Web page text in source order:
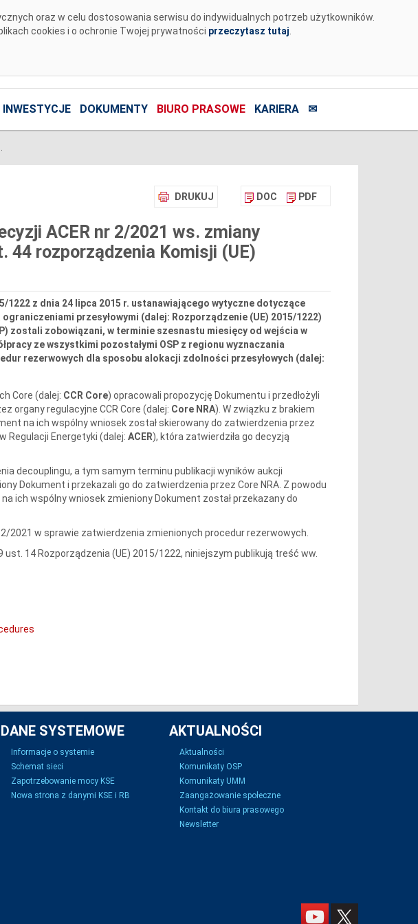
oraz w celu dostosowania serwisu do indywidualnych potrzeb użytkowników.
cookies i o ochronie Twojej prywatności przeczytasz tutaj
INWESTYCJE DOKUMENTY BIURO PRASOWE KARIERA ✉
Komisji (UE) 2015/1222
DRUKUJ DOC PDF
ACER nr 2/2021 ws. zmiany
44 rozporządzenia Komisji (UE)
1222 z dnia 24 lipca 2015 r. ustanawiającego wytyczne dotyczące
przesyłowymi (dalej: Rozporządzenie (UE) 2015/1222)
zostali zobowiązani, w terminie szesnastu miesięcy od wejścia w
ze wszystkimi pozostałymi OSP z regionu wyznaczania
rezerwowych dla sposobu alokacji zdolności przesyłowych (dalej:
Core (dalej: CCR Core) opracowali propozycję Dokumentu i przedłożyli
organy regulacyjne CCR Core (dalej: Core NRA). W związku z brakiem
na ich wspólny wniosek został skierowany do zatwierdzenia przez
Regulacji Energetyki (dalej: ACER), która zatwierdziła go decyzją
decouplingu, a tym samym terminu publikacji wyników aukcji
Dokument i przekazali go do zatwierdzenia przez Core NRA. Z powodu
ich wspólny wniosek zmieniony Dokument został przekazany do
2/2021 w sprawie zatwierdzenia zmienionych procedur rezerwowych.
ust. 14 Rozporządzenia (UE) 2015/1222, niniejszym publikują treść ww.
DANE SYSTEMOWE
Informacje o systemie
Schemat sieci
Zapotrzebowanie mocy KSE
Nowa strona z danymi KSE i RB
AKTUALNOŚCI
Aktualności
Komunikaty OSP
Komunikaty UMM
Zaangażowanie społeczne
Kontakt do biura prasowego
Newsletter